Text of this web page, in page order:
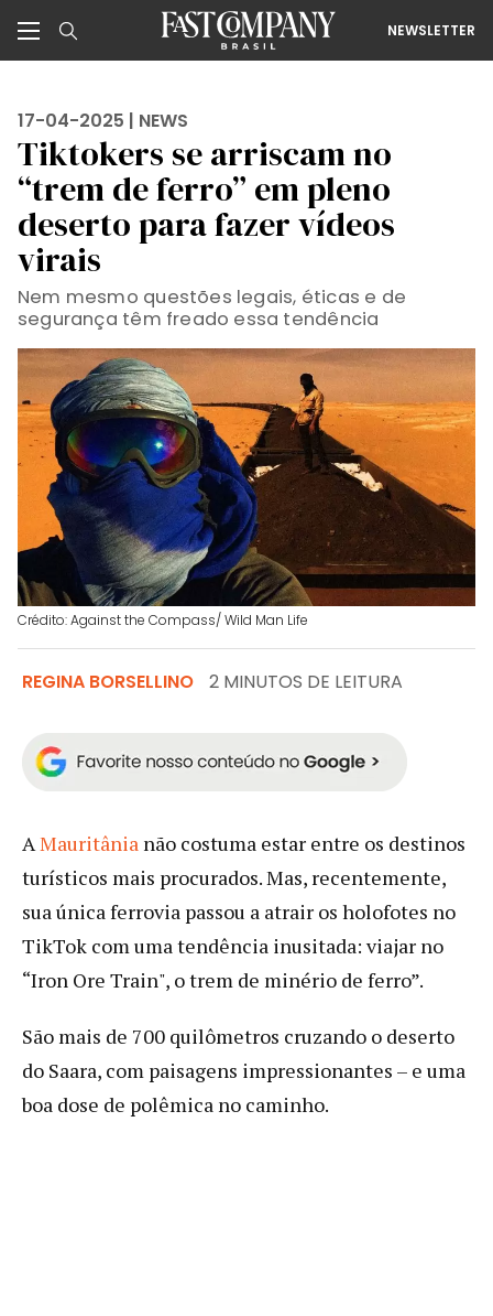
NEWSLETTER
17-04-2025 | NEWS
Tiktokers se arriscam no
“trem de ferro” em pleno
deserto para fazer vídeos
virais
Nem mesmo questões legais, éticas e de
segurança têm freado essa tendência
Crédito: Against the Compass/ Wild Man Life
REGINA BORSELLINO 2 MINUTOS DE LEITURA
AMauritânia não costuma estar entre os destinos
turísticos mais procurados. Mas, recentemente,
sua única ferrovia passou a atrair os holofotes no
TikTok com uma tendência inusitada: viajar no
“Iron Ore Train", o trem de minério de ferro”.
São mais de 700 quilômetros cruzando o deserto
do Saara, com paisagens impressionantes – e uma
boa dose de polêmica no caminho.